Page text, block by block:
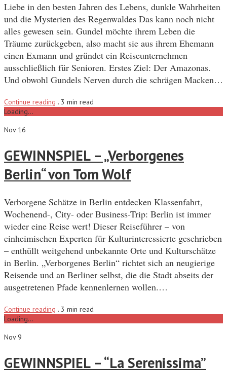
Liebe in den besten Jahren des Lebens, dunkle Wahrheiten
und die Mysterien des Regenwaldes Das kann noch nicht
alles gewesen sein. Gundel möchte ihrem Leben die
Träume zurückgeben, also macht sie aus ihrem Ehemann
einen Exmann und gründet ein Reiseunternehmen
ausschließlich für Senioren. Erstes Ziel: Der Amazonas.
Und obwohl Gundels Nerven durch die schrägen Macken…
Continue reading . 3 min read
Loading...
Nov 16
GEWINNSPIEL – „Verborgenes
Berlin“ von Tom Wolf
Verborgene Schätze in Berlin entdecken Klassenfahrt,
Wochenend-, City- oder Business-Trip: Berlin ist immer
wieder eine Reise wert! Dieser Reiseführer – von
einheimischen Experten für Kulturinteressierte geschrieben
– enthüllt weitgehend unbekannte Orte und Kulturschätze
in Berlin. „Verborgenes Berlin“ richtet sich an neugierige
Reisende und an Berliner selbst, die die Stadt abseits der
ausgetretenen Pfade kennenlernen wollen.…
Continue reading . 3 min read
Loading...
Nov 9
GEWINNSPIEL – “La Serenissima”